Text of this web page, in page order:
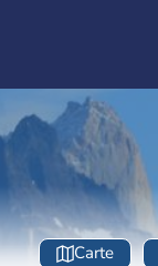
Carte